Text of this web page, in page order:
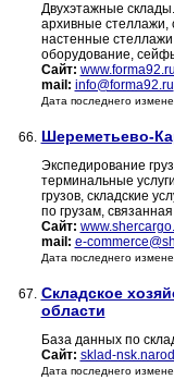
Двухэтажные
архивные стеллажи,
настенные стеллажи
оборудование,
Сайт: www.forma92.ru
mail: info@forma92.ru
Дата последнего
66. Шереметьево-
Экспедирование
терминальные
грузов, складские
по грузам,
Сайт:
mail: e-
Дата последнего
67. Складское
области
База данных по
Сайт: sklad-
Дата последнего